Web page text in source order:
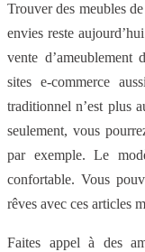
Trouver des meubles
envies reste
vente d’ameublement
sites e-commerce
traditionnel n’est plus
seulement, vous
par exemple. Le
confortable. Vous
rêves avec ces articles
Faites appel à des